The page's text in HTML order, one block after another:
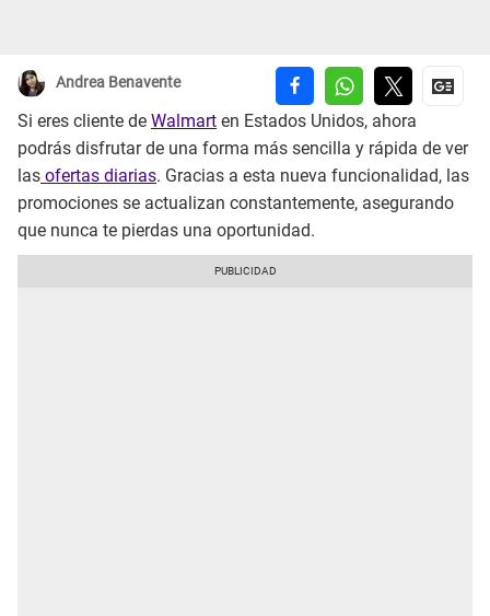
Andrea Benavente
Si eres cliente de Walmart en Estados Unidos, ahora
podrás disfrutar de una forma más sencilla y rápida de ver
las ofertas diarias. Gracias a esta nueva funcionalidad, las
promociones se actualizan constantemente, asegurando
que nunca te pierdas una oportunidad.